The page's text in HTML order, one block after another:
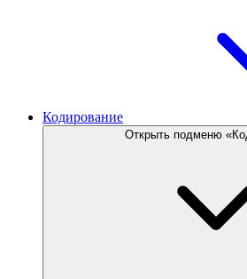
Кодирование
Открыть подменю